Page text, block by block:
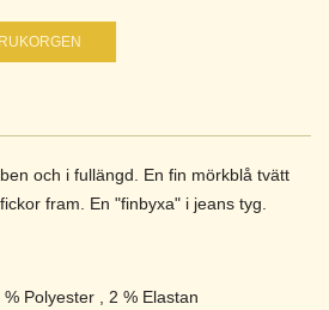
och i fullängd. En fin mörkblå tvätt
fram. En "finbyxa" i jeans tyg.
Polyester , 2 % Elastan